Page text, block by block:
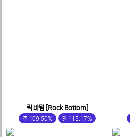
락 바텀 [Rock Bottom]
주 109.50% 일 115.17%